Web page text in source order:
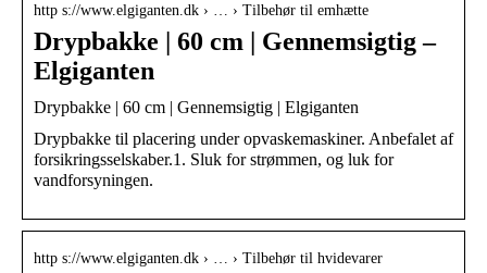
http s://www.elgiganten.dk › … › Tilbehør til emhætte
Drypbakke | 60 cm | Gennemsigtig –
Elgiganten
Drypbakke | 60 cm | Gennemsigtig | Elgiganten
Drypbakke til placering under opvaskemaskiner. Anbefalet af
forsikringsselskaber.1. Sluk for strømmen, og luk for
vandforsyningen.
http s://www.elgiganten.dk › … › Tilbehør til hvidevarer